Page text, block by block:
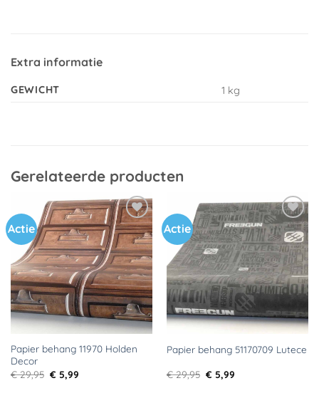
Extra informatie
GEWICHT 1 kg
Gerelateerde producten
Actie
Toevoegen
aan
verlanglijst
Papier behang 11970 Holden
Decor
€29,95 Oorspronkelijke
prijs
€ 5,99Huidige
Actie
Toevoegen
aan
verlanglijst
Papier behang 51170709 Lutece
€29,95 Oorspronkelijke
prijs
€ 5,99Huidige